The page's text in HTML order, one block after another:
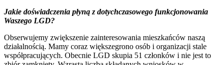
Jakie doświadczenia płyną z dotychczasowego funkcjonowania
Waszego LGD?
Obserwujemy zwiększenie zainteresowania mieszkańców naszą
działalnością. Mamy coraz większegrono osób i organizacji stale
współpracujących. Obecnie LGD skupia 51 członków i nie jest to